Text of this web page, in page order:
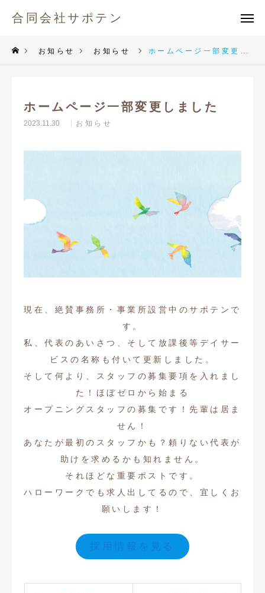
合同会社サポテン
お知らせ お知らせ ホームページ一部変更しました
ホームページ一部変更しました
2023.11.30 お知らせ
現在、絶賛事務所・事業所設営中のサポテンで
す。
私、代表のあいさつ、そして放課後等デイサー
ビスの名称も付いて更新しました。
そして何より、スタッフの募集要項を入れまし
た！ほぼゼロから始まる
オープニングスタッフの募集です！先輩は居ま
せん！
あなたが最初のスタッフかも？頼りない代表が
助けを求めるかも知れません。
それほどな重要ポストです。
ハローワークでも求人出してるので、宜しくお
願いします！
採用情報を見る
合同会社サポテン
メール
運営会社
お知らせ